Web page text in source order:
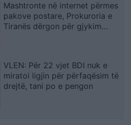
Mashtronte në internet përmes
pakove postare, Prokuroria e
Tiranës dërgon për gjykim
VLEN: Për 22 vjet BDI nuk e
miratoi ligjin për përfaqësim të
drejtë, tani po e pengon